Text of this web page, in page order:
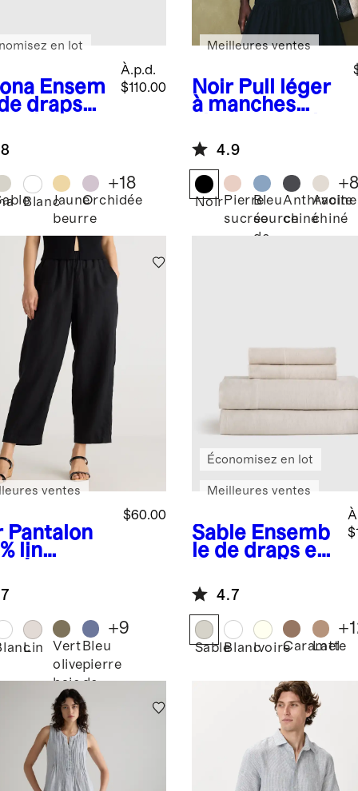
Ensem
draps
À.p.d.
$110.00
en lot
BlancJaune
beurre
Orchidée
+18
Noir Pull léger
à manches
en coton et
cachemire à
mailles
chaînées
Meilleures ventes
4.9
Noir Pierre
sucrée
Bleu
source
de
Anthracite
chiné
Avoine
chiné
+
Pantalon
lin
$60.00
ventes
Lin
Vert
olive
baie
Bleu
pierre
de
lune
+9
Sable Ensemb
le de draps en
Économisez en lot
Meilleures ventes
4.7
SableBlancIvoireCaramel
Latte
+